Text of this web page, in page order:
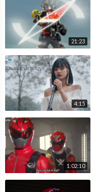
21:23
4:15
1:02:10